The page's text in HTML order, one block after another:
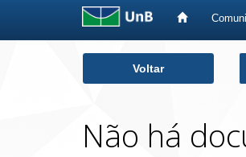
Voltar
Não há